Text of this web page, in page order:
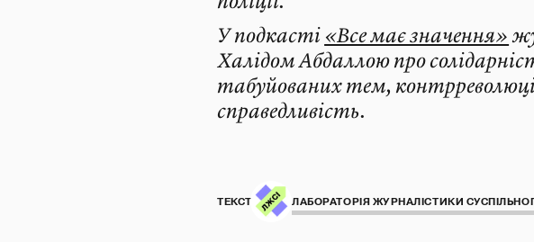
У подкасті «Все має значення»
Халідом Абдаллою про
табуйованих тем,
справедливість.
ТЕКСТ: ЛАБОРАТОРІЯ ЖУРНАЛІСТИКИ